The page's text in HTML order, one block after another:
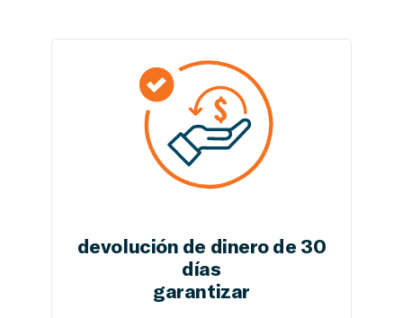
devolución de dinero de 30
días
garantizar